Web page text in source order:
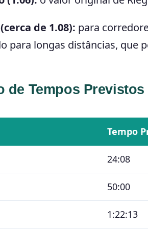
de 1.08): para
para longas distâncias, que
de Tempos
Tempo
24:08
50:00
1:22:13